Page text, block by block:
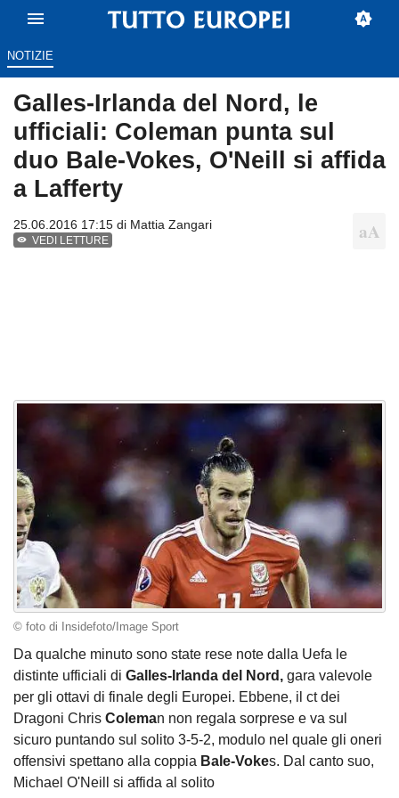
NOTIZIE
Galles-Irlanda del Nord, le
ufficiali: Coleman punta sul
duo Bale-Vokes, O'Neill si affida
a Lafferty
25.06.2016 17:15 di Mattia Zangari
VEDI LETTURE
© foto di Insidefoto/Image Sport
Da qualche minuto sono state rese note dalla Uefa le
distinte ufficiali di Galles-Irlanda del Nord, gara valevole
per gli ottavi di finale degli Europei. Ebbene, il ct dei
Dragoni Chris Coleman non regala sorprese e va sul
sicuro puntando sul solito 3-5-2, modulo nel quale gli oneri
offensivi spettano alla coppia Bale-Vokes. Dal canto suo,
Michael O'Neill si affida al solito